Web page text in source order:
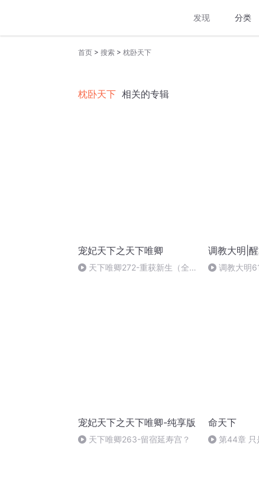
发现 分类
首页 > 搜索 > 枕卧天下
枕卧天下 相关的专辑
宠妃天下之天下唯卿
天下唯卿272-重获新生（全
调教大明|
调教大明
宠妃天下之天下唯卿-纯享版
天下唯卿263-留宿延寿宫？
命天下
第44章 只